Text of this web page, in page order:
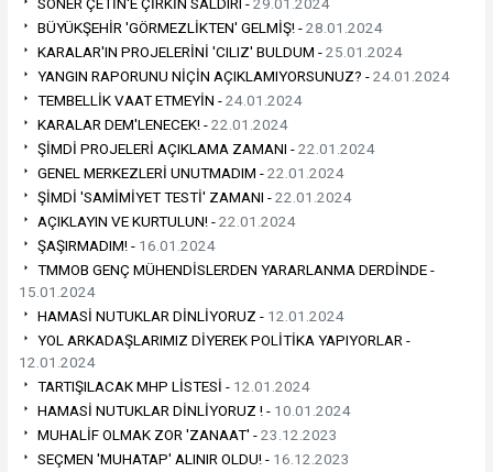
BÜYÜKŞEHİR 'GÖRMEZLİKTEN' GELMİŞ! -28.01.2024
KARALAR'IN PROJELERİNİ 'CILIZ' BULDUM -25.01.2024
YANGIN RAPORUNU NİÇİN AÇIKLAMIYORSUNUZ? -24.01.2024
TEMBELLİK VAAT ETMEYİN -24.01.2024
KARALAR DEM'LENECEK! -22.01.2024
ŞİMDİ PROJELERİ AÇIKLAMA ZAMANI -22.01.2024
GENEL MERKEZLERİ UNUTMADIM -22.01.2024
ŞİMDİ 'SAMİMİYET TESTİ' ZAMANI -22.01.2024
AÇIKLAYIN VE KURTULUN! -22.01.2024
ŞAŞIRMADIM! - 16.01.2024
TMMOB GENÇ MÜHENDİSLERDEN YARARLANMA DERDİNDE -
15.01.2024
HAMASİ NUTUKLAR DİNLİYORUZ - 12.01.2024
YOL ARKADAŞLARIMIZ DİYEREK POLİTİKA YAPIYORLAR -
12.01.2024
TARTIŞILACAK MHP LİSTESİ - 12.01.2024
HAMASİ NUTUKLAR DİNLİYORUZ ! - 10.01.2024
MUHALİF OLMAK ZOR 'ZANAAT' -23.12.2023
SEÇMEN 'MUHATAP' ALINIR OLDU! - 16.12.2023